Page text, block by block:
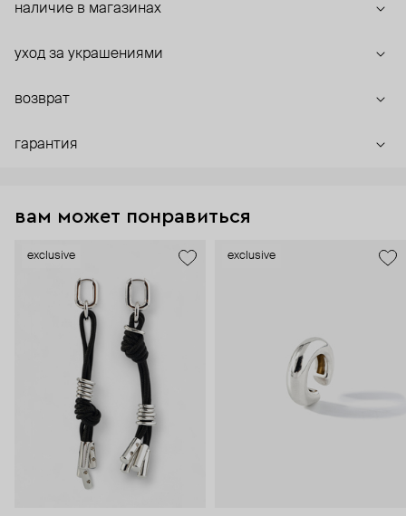
наличие в магазинах
уход за украшениями
возврат
гарантия
вам может понравиться
exclusive exclusive